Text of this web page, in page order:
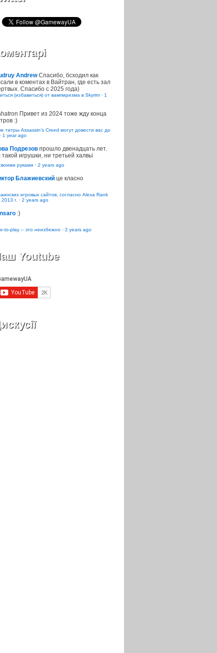
Andrew Спасибо, бсходил как
в коментах в Вайтран, где есть зал
Спасибо с 2025 года)
(избавиться) от вампиризма в Skyrim · 1
Привет из 2024 тоже жду конца
:)
титры Assassin’s Creed могут довести вас до
· 1 year ago
Подрезов прошло двенадцать лет.
такой игрушки, ни третьей халвьі
руками · 2 years ago
Блажиевский це класно
игровых сайтов, согласно Alexa Rank
г. · 2 years ago
:)
to-play – это неизбежно · 2 years ago
Youtube